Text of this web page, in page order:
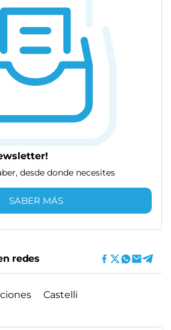
desde donde necesites
SABER MÁS
redes
Castelli